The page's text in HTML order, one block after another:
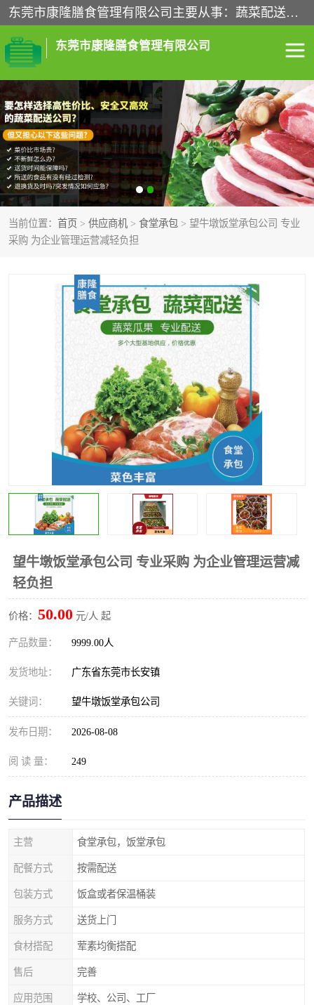
东莞市康隆膳食管理有限公司主要从事：蔬菜配送、食堂承包、企业工厂食堂承包、机关单位食堂承包、调味品配送、粮油配送、干货配送、副食配送、水果配送、海鲜配送等业务，东莞蔬菜配送电话，咨询在线客服。
东莞市康隆膳食管理有限公司
当前位置： 首页 > 供应商机 > 食堂承包 > 望牛墩饭堂承包公司 专业
采购 为企业管理运营减轻负担
望牛墩饭堂承包公司 专业采购 为企业管理运营减
轻负担
价格： 50.00 元/人 起
产品数量： 9999.00人
发货地址： 广东省东莞市长安镇
关键词： 望牛墩饭堂承包公司
发布日期： 2026-08-08
阅 读 量： 249
产品描述
主营 食堂承包，饭堂承包
配餐方式 按需配送
包装方式 饭盒或者保温桶装
服务方式 送货上门
食材搭配 荤素均衡搭配
售后 完善
应用范围 学校、公司、工厂
食堂承包 蔬菜配送
粮油配送 鲜肉配送
海鲜配送 食材配送
调料配送 企业工厂食堂承包
副食配送